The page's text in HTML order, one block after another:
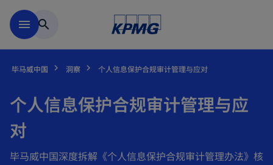
menu search
毕马威中国 洞察 个人信息保护合规审计管理与应对
个人信息保护合规审计管理与应
对
毕马威中国深度拆解《个人信息保护合规审计管理办法》核